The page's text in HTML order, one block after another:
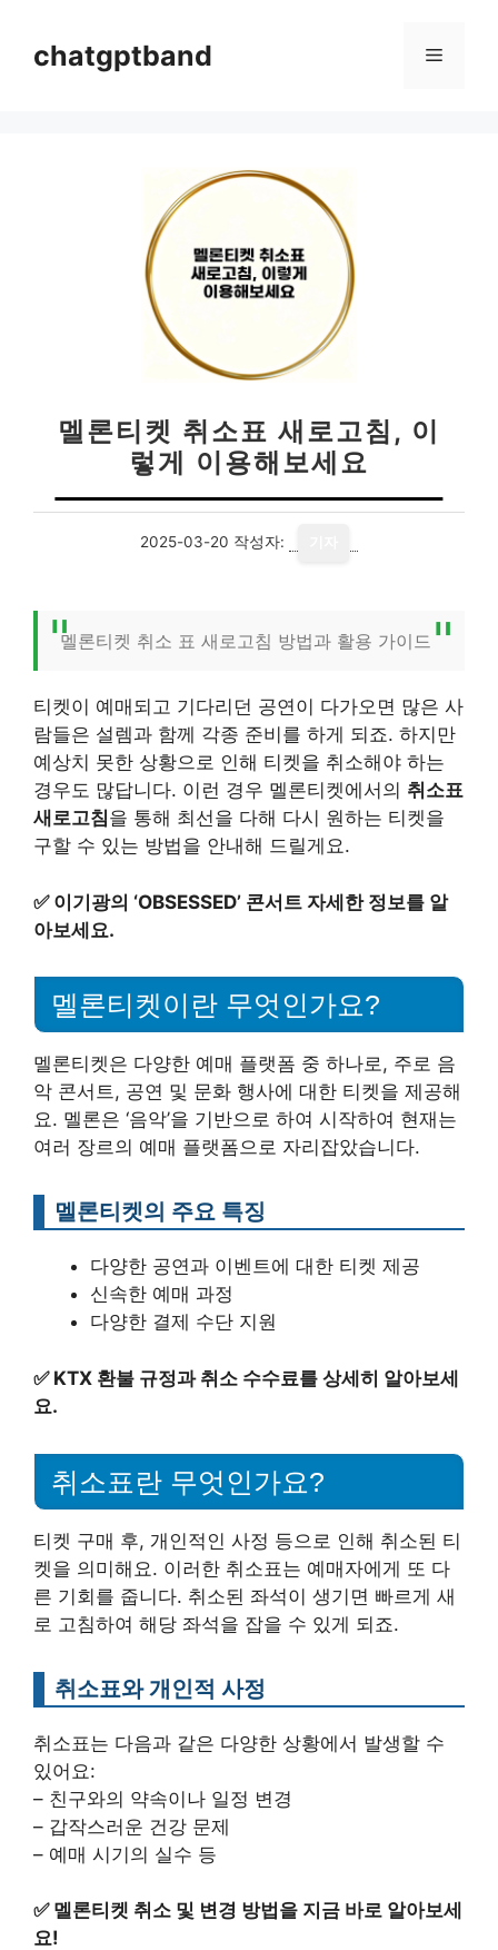
chatgptband 메
멜론티켓 취소표 새로고침, 이
렇게 이용해보세요
2025-03-20 작성자:
멜론티켓 취소 표 새로고침 방법과 활용 가이드
티켓이 예매되고 기다리던 공연이 다가오면 많은 사
람들은 설렘과 함께 각종 준비를 하게 되죠. 하지만
예상치 못한 상황으로 인해 티켓을 취소해야 하는
경우도 많답니다. 이런 경우 멜론티켓에서의 취소표
새로고침을 통해 최선을 다해 다시 원하는 티켓을
구할 수 있는 방법을 안내해 드릴게요.
✅ 이기광의 ‘OBSESSED’ 콘서트 자세한 정보를 알
아보세요.
멜론티켓이란 무엇인가요?
멜론티켓은 다양한 예매 플랫폼 중 하나로, 주로 음
악 콘서트, 공연 및 문화 행사에 대한 티켓을 제공해
요. 멜론은 ‘음악’을 기반으로 하여 시작하여 현재는
여러 장르의 예매 플랫폼으로 자리잡았습니다.
멜론티켓의 주요 특징
다양한 공연과 이벤트에 대한 티켓 제공
신속한 예매 과정
다양한 결제 수단 지원
✅ KTX 환불 규정과 취소 수수료를 상세히 알아보세
요.
취소표란 무엇인가요?
티켓 구매 후, 개인적인 사정 등으로 인해 취소된 티
켓을 의미해요. 이러한 취소표는 예매자에게 또 다
른 기회를 줍니다. 취소된 좌석이 생기면 빠르게 새
로 고침하여 해당 좌석을 잡을 수 있게 되죠.
취소표와 개인적 사정
취소표는 다음과 같은 다양한 상황에서 발생할 수
있어요:
– 친구와의 약속이나 일정 변경
– 갑작스러운 건강 문제
– 예매 시기의 실수 등
✅ 멜론티켓 취소 및 변경 방법을 지금 바로 알아보세
요!